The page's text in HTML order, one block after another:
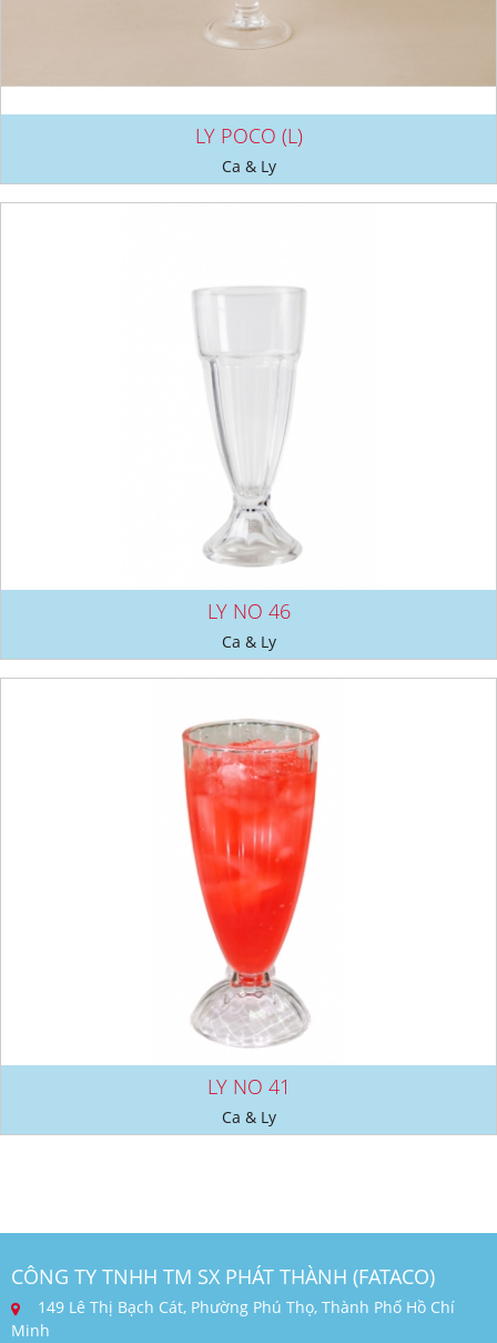
LY POCO (L)
Ca & Ly
LY NO 46
Ca & Ly
LY NO 41
Ca & Ly
CÔNG TY TNHH TM SX PHÁT THÀNH (FATACO)
149 Lê Thị Bạch Cát, Phường Phú Thọ, Thành Phố Hồ Chí
Minh